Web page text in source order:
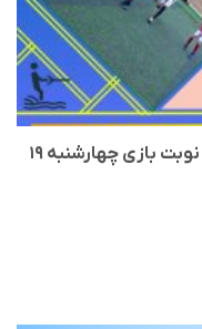
* گزارش تصویری از برنامه‌ی نوبت بازی چهارشنبه ۱۹